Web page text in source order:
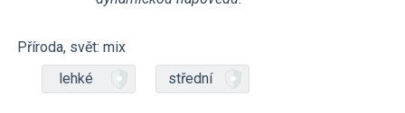
Příroda, svět: mix
lehké
střední